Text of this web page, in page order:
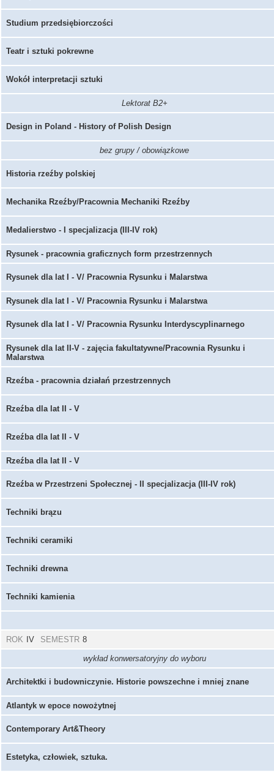
Studium przedsiębiorczości
Teatr i sztuki pokrewne
Wokół interpretacji sztuki
Lektorat B2+
Design in Poland - History of Polish Design
bez grupy / obowiązkowe
Historia rzeźby polskiej
Mechanika Rzeźby/Pracownia Mechaniki Rzeźby
Medalierstwo - I specjalizacja (III-IV rok)
Rysunek - pracownia graficznych form przestrzennych
Rysunek dla lat I - V/ Pracownia Rysunku i Malarstwa
Rysunek dla lat I - V/ Pracownia Rysunku i Malarstwa
Rysunek dla lat I - V/ Pracownia Rysunku Interdyscyplinarnego
Rysunek dla lat II-V - zajęcia fakultatywne/Pracownia Rysunku i
Malarstwa
Rzeźba - pracownia działań przestrzennych
Rzeźba dla lat II - V
Rzeźba dla lat II - V
Rzeźba dla lat II - V
Rzeźba w Przestrzeni Społecznej - II specjalizacja (III-IV rok)
Techniki brązu
Techniki ceramiki
Techniki drewna
Techniki kamienia
ROK IV SEMESTR 8
wykład konwersatoryjny do wyboru
Architektki i budowniczynie. Historie powszechne i mniej znane
Atlantyk w epoce nowożytnej
Contemporary Art&Theory
Estetyka, człowiek, sztuka.